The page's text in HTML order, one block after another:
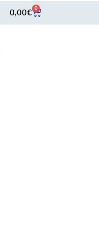
0,00€ 0